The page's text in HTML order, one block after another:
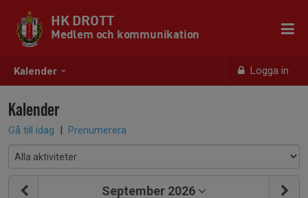
Kalender Logga in
HK DROTT
Medlem och kommunikation
Kalender
Gå till idag | Prenumerera
September 2026